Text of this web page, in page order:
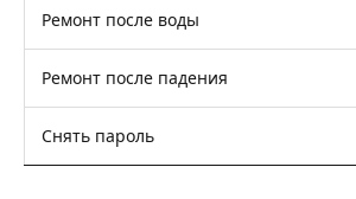
Ремонт после воды
Ремонт после падения
Снять пароль